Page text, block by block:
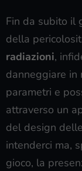
Fin da subito il
della
radiazioni,
danneggiare in
parametri e
attraverso un
del design
intenderci ma,
gioco, la